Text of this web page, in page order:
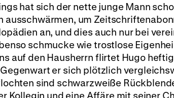
hat sich der nette junge Mann
ausschwärmen, um
an, und dies auch nur bei
schmucke wie trostlose
auf den Hausherrn flirtet Hugo
er sich plötzlich
sind schwarzweiße
Kollegin und eine Affäre mit seiner